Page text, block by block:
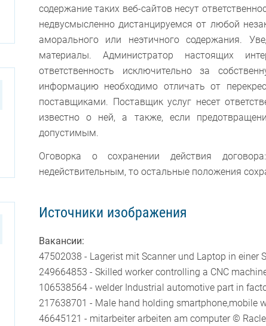
содержание таких веб-сайтов несут
недвусмысленно дистанцируемся от любой
аморального или неэтичного содержания.
материалы. Администратор настоящих
ответственность исключительно за
информацию необходимо отличать от
поставщиками. Поставщик услуг несет
известно о ней, а также, если
допустимым.
Оговорка о сохранении действия
недействительным, то остальные положения
Источники изображения
Вакансии:
47502038 - Lagerist mit Scanner und Laptop in einer
249664853 - Skilled worker controlling a CNC
106538564 - welder Industrial automotive part in
217638701 - Male hand holding smartphone,mobile
46645121 - mitarbeiter arbeiten am computer ©